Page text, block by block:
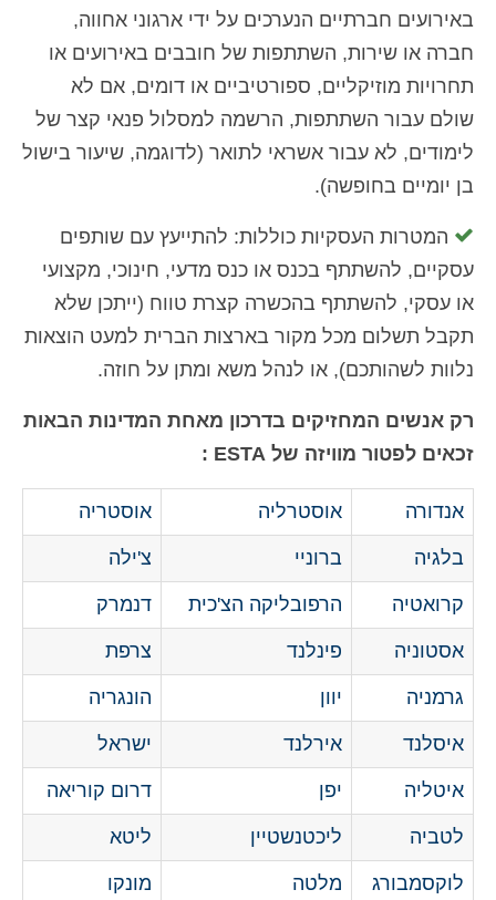
באירועים חברתיים הנערכים על ידי ארגוני אחווה,
חברה או שירות, השתתפות של חובבים באירועים או
תחרויות מוזיקליים, ספורטיביים או דומים, אם לא
שולם עבור השתתפות, הרשמה למסלול פנאי קצר של
לימודים, לא עבור אשראי לתואר (לדוגמה, שיעור בישול
בן יומיים בחופשה).
המטרות העסקיות כוללות: להתייעץ עם שותפים
עסקיים, להשתתף בכנס או כנס מדעי, חינוכי, מקצועי
או עסקי, להשתתף בהכשרה קצרת טווח (ייתכן שלא
תקבל תשלום מכל מקור בארצות הברית למעט הוצאות
נלוות לשהותכם), או לנהל משא ומתן על חוזה.
רק אנשים המחזיקים בדרכון מאחת המדינות הבאות
זכאים לפטור מוויזה של ESTA :
אנדורה אוסטרליה אוסטריה
בלגיה ברוניי צ'ילה
קרואטיה הרפובליקה הצ'כית דנמרק
אסטוניה פינלנד צרפת
גרמניה יוון הונגריה
איסלנד אירלנד ישראל
איטליה יפן דרום קוריאה
לטביה ליכטנשטיין ליטא
לוקסמבורג מלטה מונקו